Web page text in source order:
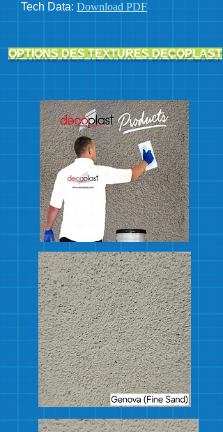
Tech Data: Download PDF
OPTIONS DES TEXTURES DECOPLAST